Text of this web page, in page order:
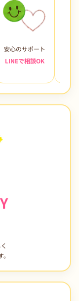
安心のサポート
LINEで相談OK